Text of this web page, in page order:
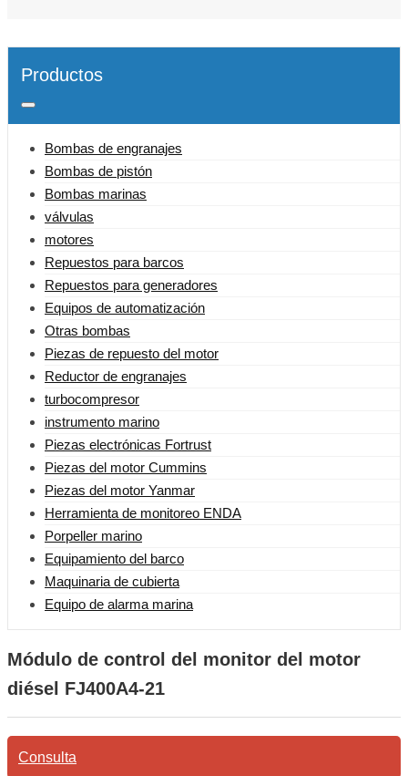
Productos
Bombas de engranajes
Bombas de pistón
Bombas marinas
válvulas
motores
Repuestos para barcos
Repuestos para generadores
Equipos de automatización
Otras bombas
Piezas de repuesto del motor
Reductor de engranajes
turbocompresor
instrumento marino
Piezas electrónicas Fortrust
Piezas del motor Cummins
Piezas del motor Yanmar
Herramienta de monitoreo ENDA
Porpeller marino
Equipamiento del barco
Maquinaria de cubierta
Equipo de alarma marina
Módulo de control del monitor del motor
diésel FJ400A4-21
Consulta